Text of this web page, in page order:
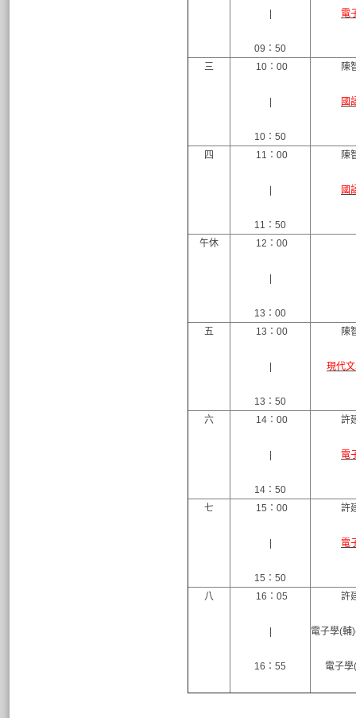
09：50
電
三 10：00
10：50
陳
國
四 11：00
11：50
陳
國
午休 12：00
13：00
五
13：00
13：50
陳
現代
六 14：00
14：50
許
電
七 15：00
15：50
許
電
八 16：05
16：55
許
電子學(輔
電子